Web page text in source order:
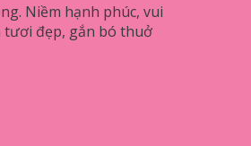
Niềm hạnh phúc, vui
tươi đẹp, gắn bó thuở